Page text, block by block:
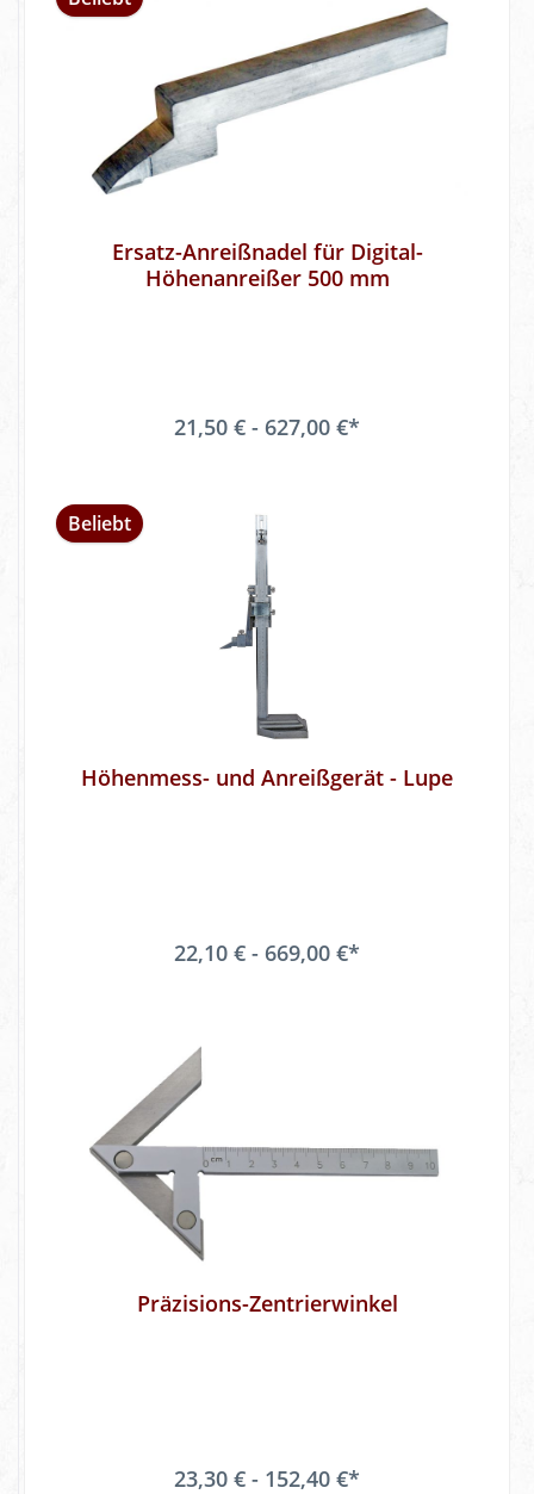
Ersatz-Anreißnadel für Digital-
Höhenanreißer 500 mm
21,50 € - 627,00 €*
Beliebt
Höhenmess- und Anreißgerät - Lupe
22,10 € - 669,00 €*
Präzisions-Zentrierwinkel
23,30 € - 152,40 €*